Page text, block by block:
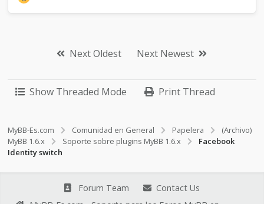
Next Oldest Next Newest
Show Threaded Mode Print Thread
MyBB-Es.com Comunidad en General Papelera
(Archivo)
MyBB 1.6.x
Soporte sobre plugins MyBB 1.6.x
Facebook
Identity switch
Forum Team
Contact Us